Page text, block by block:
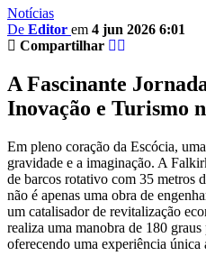
Notícias
De Editor em 4 jun 2026 6:01
Compartilhar
A Fascinante
Inovação e Turismo
Em pleno coração da Escócia,
gravidade e a imaginação. A
de barcos rotativo com 35 metros
não é apenas uma obra de
um catalisador de revitalização
realiza uma manobra de 180 graus
oferecendo uma experiência única